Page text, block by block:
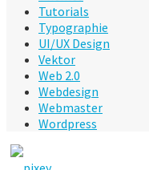
Tutorials
Typographie
UI/UX Design
Vektor
Web 2.0
Webdesign
Webmaster
Wordpress